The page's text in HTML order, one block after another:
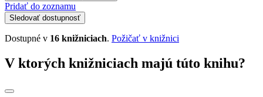
Pridať do zoznamu
Sledovať dostupnosť
Dostupné v 16 knižniciach. Požičať v knižnici
V ktorých knižniciach majú túto knihu?